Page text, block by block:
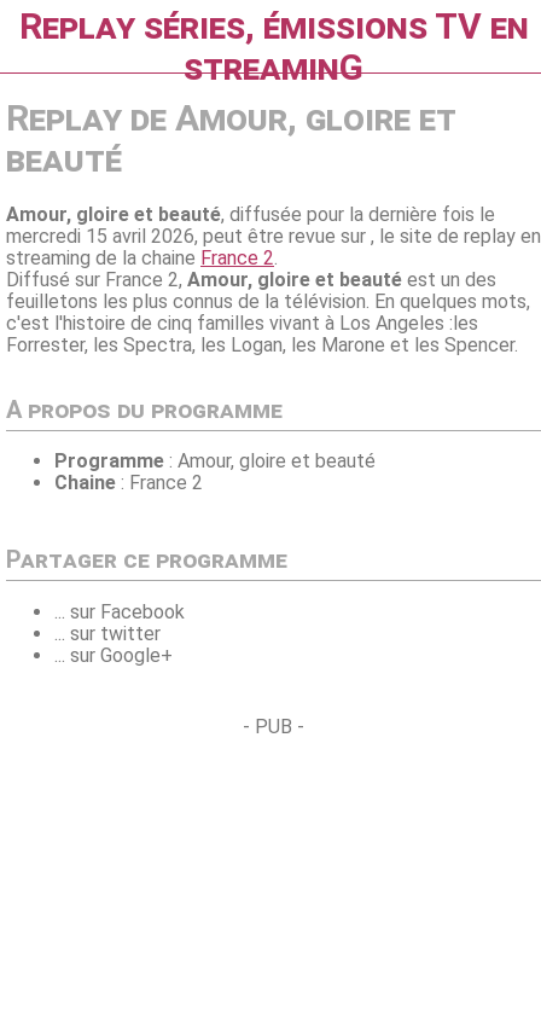
Replay séries, émissions TV en
streaminG
Replay de Amour, gloire et
beauté
Amour, gloire et beauté, diffusée pour la dernière fois le
mercredi 15 avril 2026, peut être revue sur , le site de replay en
streaming de la chaine France 2.
Diffusé sur France 2, Amour, gloire et beauté est un des
feuilletons les plus connus de la télévision. En quelques mots,
c'est l'histoire de cinq familles vivant à Los Angeles :les
Forrester, les Spectra, les Logan, les Marone et les Spencer.
A propos du programme
Programme : Amour, gloire et beauté
Chaine : France 2
Partager ce programme
... sur Facebook
... sur twitter
... sur Google+
- PUB -